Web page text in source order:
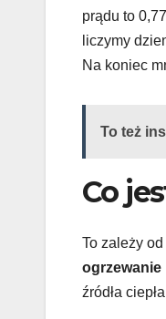
prądu to
liczymy
Na koniec
To też
Co
To zależy
ogrzewanie
źródła